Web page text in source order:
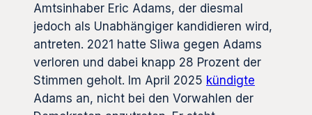
Amtsinhaber Eric Adams, der diesmal
jedoch als Unabhängiger kandidieren wird,
antreten. 2021 hatte Sliwa gegen Adams
verloren und dabei knapp 28 Prozent der
Stimmen geholt. Im April 2025 kündigte
Adams an, nicht bei den Vorwahlen der